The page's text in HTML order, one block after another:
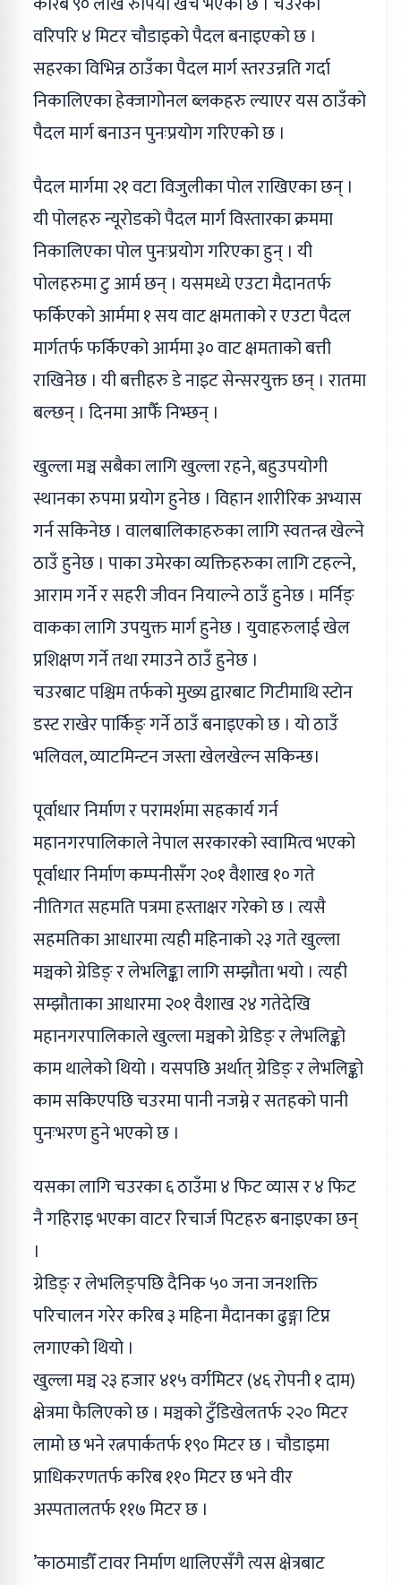
वरिपरि ४ मिटर चौडाइको पैदल बनाइएको छ ।
सहरका विभिन्न ठाउँका पैदल मार्ग स्तरउन्नति गर्दा
निकालिएका हेक्जागोनल ब्लकहरु ल्याएर यस ठाउँको
पैदल मार्ग बनाउन पुनःप्रयोग गरिएको छ ।
पैदल मार्गमा २१ वटा विजुलीका पोल राखिएका छन् ।
यी पोलहरु न्यूरोडको पैदल मार्ग विस्तारका क्रममा
निकालिएका पोल पुनःप्रयोग गरिएका हुन् । यी
पोलहरुमा टु आर्म छन् । यसमध्ये एउटा मैदानतर्फ
फर्किएको आर्ममा १ सय वाट क्षमताको र एउटा पैदल
मार्गतर्फ फर्किएको आर्ममा ३० वाट क्षमताको बत्ती
राखिनेछ । यी बत्तीहरु डे नाइट सेन्सरयुक्त छन् । रातमा
बल्छन् । दिनमा आफैँ निभ्छन् ।
खुल्ला मञ्च सबैका लागि खुल्ला रहने, बहुउपयोगी
स्थानका रुपमा प्रयोग हुनेछ । विहान शारीरिक अभ्यास
गर्न सकिनेछ । वालबालिकाहरुका लागि स्वतन्त्र खेल्ने
ठाउँ हुनेछ । पाका उमेरका व्यक्तिहरुका लागि टहल्ने,
आराम गर्ने र सहरी जीवन नियाल्ने ठाउँ हुनेछ । मर्निङ्
वाकका लागि उपयुक्त मार्ग हुनेछ । युवाहरुलाई खेल
प्रशिक्षण गर्ने तथा रमाउने ठाउँ हुनेछ ।
चउरबाट पश्चिम तर्फको मुख्य द्वारबाट गिटीमाथि स्टोन
डस्ट राखेर पार्किङ् गर्ने ठाउँ बनाइएको छ । यो ठाउँ
भलिवल, व्याटमिन्टन जस्ता खेलखेल्न सकिन्छ।
पूर्वाधार निर्माण र परामर्शमा सहकार्य गर्न
महानगरपालिकाले नेपाल सरकारको स्वामित्व भएको
पूर्वाधार निर्माण कम्पनीसँग २०१ वैशाख १० गते
नीतिगत सहमति पत्रमा हस्ताक्षर गरेको छ । त्यसै
सहमतिका आधारमा त्यही महिनाको २३ गते खुल्ला
मञ्चको ग्रेडिङ् र लेभलिङ्का लागि सम्झौता भयो । त्यही
सम्झौताका आधारमा २०१ वैशाख २४ गतेदेखि
महानगरपालिकाले खुल्ला मञ्चको ग्रेडिङ् र लेभलिङ्को
काम थालेको थियो । यसपछि अर्थात् ग्रेडिङ् र लेभलिङ्को
काम सकिएपछि चउरमा पानी नजम्ने र सतहको पानी
पुनःभरण हुने भएको छ ।
यसका लागि चउरका ६ ठाउँमा ४ फिट व्यास र ४ फिट
नै गहिराइ भएका वाटर रिचार्ज पिटहरु बनाइएका छन्
।
ग्रेडिङ् र लेभलिङ्पछि दैनिक ५० जना जनशक्ति
परिचालन गरेर करिब ३ महिना मैदानका ढुङ्गा टिप्न
लगाएको थियो ।
खुल्ला मञ्च २३ हजार ४१५ वर्गमिटर (४६ रोपनी १ दाम)
क्षेत्रमा फैलिएको छ । मञ्चको टुँडिखेलतर्फ २२० मिटर
लामो छ भने रत्नपार्कतर्फ १९० मिटर छ । चौडाइमा
प्राधिकरणतर्फ करिब ११० मिटर छ भने वीर
अस्पतालतर्फ ११७ मिटर छ ।
’काठमाडौँ टावर निर्माण थालिएसँगै त्यस क्षेत्रबाट